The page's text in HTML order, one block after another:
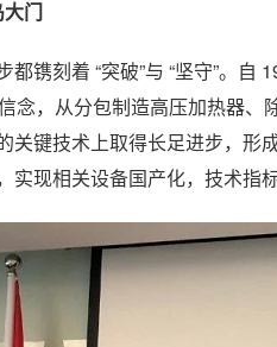
门
都镌刻着 “突破”与 “坚守”。
念，从分包制造高压加热器
关键技术上取得长足进步，形
实现相关设备国产化，技术指